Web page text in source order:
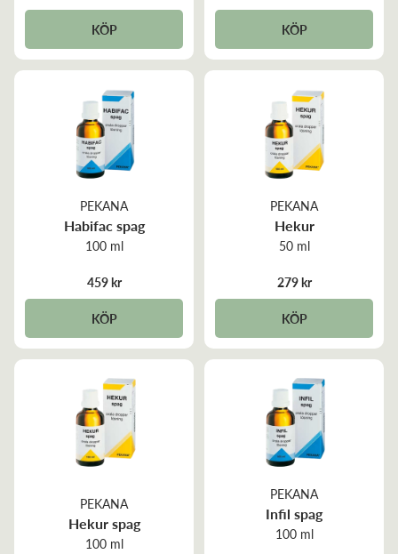
KÖP KÖP
PEKANA
Habifac spag
100 ml
459 kr
KÖP
PEKANA
Hekur
50 ml
279 kr
KÖP
PEKANA
Hekur spag
100 ml
PEKANA
Infil spag
100 ml